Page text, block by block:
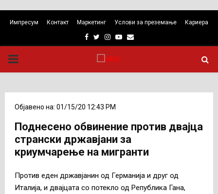
Импресум Контакт Маркетинг Услови за преземање Кариера
Facebook
TwitterInstagram
Youtube
Email
PRIMARY
Објавено на: 01/15/20 12:43 PM
Поднесено обвинение против двајца
странски државјани за
криумчарење на мигранти
Против еден државјанин од Германија и друг од
Италија, и двајцата со потекло од Република Гана,